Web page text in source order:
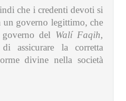
che i credenti devoti si
un governo legittimo, che
del Walí Faqih,
assicurare la corretta
divine nella società